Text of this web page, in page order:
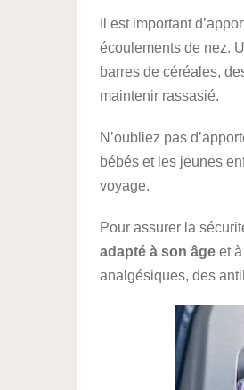
Il est important
écoulements de nez.
barres de céréales,
maintenir rassasié.
N’oubliez pas
bébés et les jeunes
voyage.
Pour assurer la
adapté à son âge et
analgésiques, des